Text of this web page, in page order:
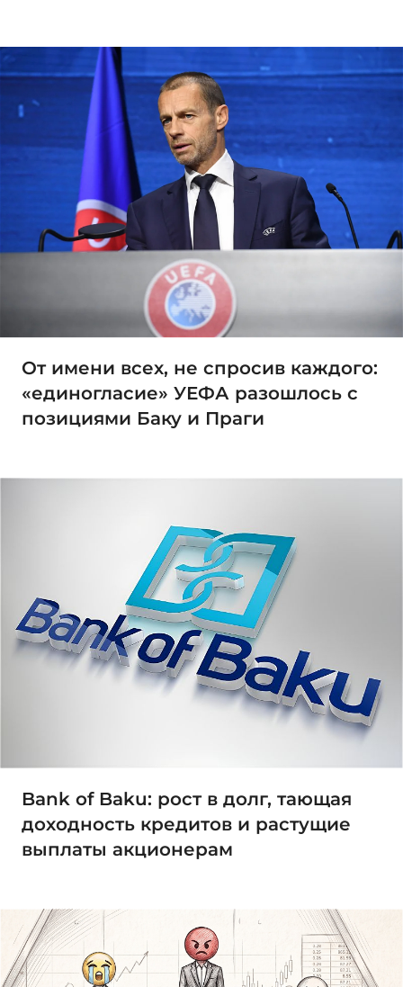
От имени всех, не спросив каждого:
«единогласие» УЕФА разошлось с
позициями Баку и Праги
Bank of Baku: рост в долг, тающая
доходность кредитов и растущие
выплаты акционерам